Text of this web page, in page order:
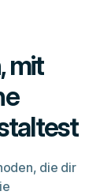
mit
die dir